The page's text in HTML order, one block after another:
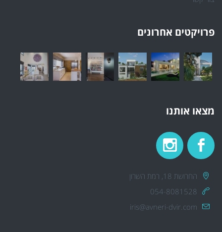
פרויקטים אחרונים
מצאו אותנו
החרושת 18, רמת השרון
054-8081528
iris@avneri-dvir.com